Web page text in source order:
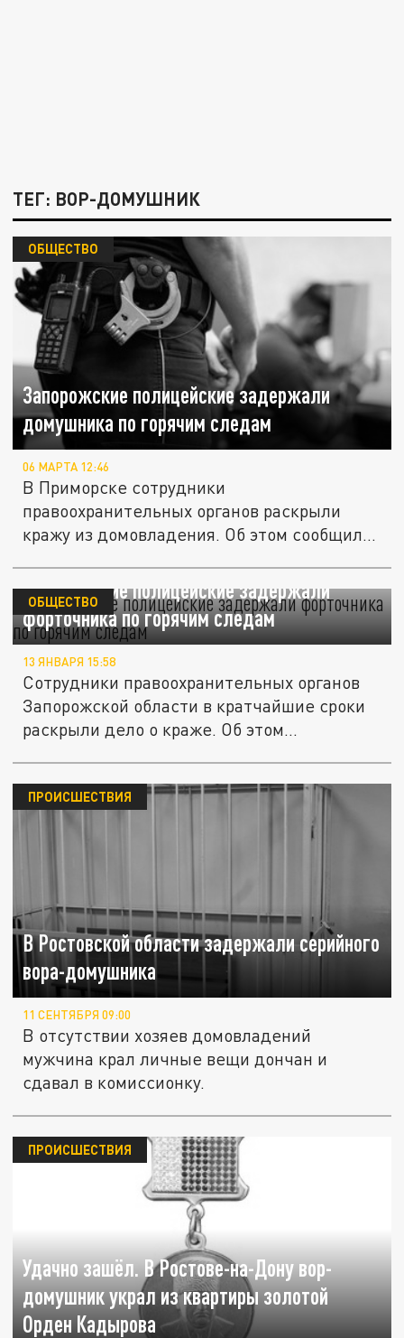
ТЕГ: ВОР-ДОМУШНИК
Запорожские полицейские задержали
домушника по горячим следам
ОБЩЕСТВО
06 МАРТА 12:46
В Приморске сотрудники
правоохранительных органов раскрыли
кражу из домовладения. Об этом сообщили
Запорожские полицейские задержали
форточника по горячим следам
ОБЩЕСТВО
13 ЯНВАРЯ 15:58
Сотрудники правоохранительных органов
Запорожской области в кратчайшие сроки
раскрыли дело о краже. Об этом...
В Ростовской области задержали серийного
вора-домушника
ПРОИСШЕСТВИЯ
11 СЕНТЯБРЯ 09:00
В отсутствии хозяев домовладений
мужчина крал личные вещи дончан и
сдавал в комиссионку.
Удачно зашёл. В Ростове-на-Дону вор-
домушник украл из квартиры золотой
Орден Кадырова
ПРОИСШЕСТВИЯ